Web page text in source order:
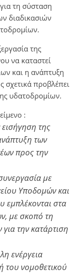
τη σύσταση
διαδικασιών
της
να καταστεί
και η ανάπτυξη
προβλέπει
υδατοδρομίων.
:
της
των
προς την
με
Υποδομών και
στα
με σκοπό τη
την κατάρτιση
ενέργεια
του νομοθετικού